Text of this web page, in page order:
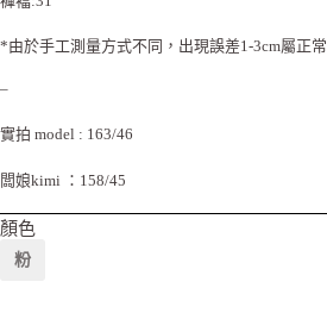
*由於手工測量方式不同，出現誤差1-3cm屬正常
–
實拍 model : 163/46
闆娘kimi ：158/45
顏色
粉